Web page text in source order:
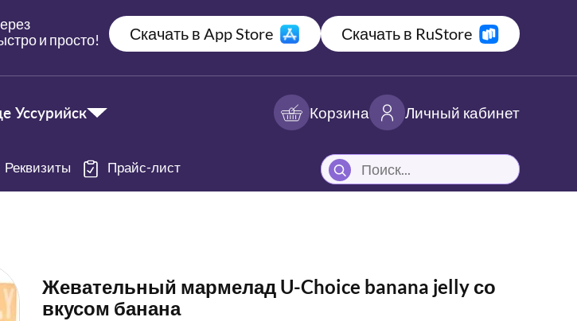
и просто!
Скачать в App Store Скачать в RuStore
Уссурийск Корзина Личный кабинет
Реквизиты Прайс-лист
Жевательный мармелад U-Choice banana jelly со
вкусом банана